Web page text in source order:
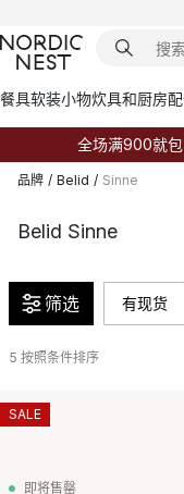
餐具软装小物炊具和厨房
全场满900就包
品牌 / Belid / Sinne
Belid Sinne
筛选 有现货
5 按照条件排序
即将售罄
SALE